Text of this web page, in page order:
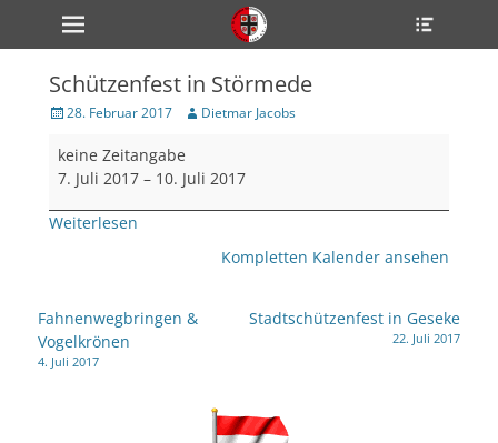
zum
Inhalt
Primärmenü
Schützenfest in Störmede
Veröffentlicht
28. Februar 2017 Author
Dietmar Jacobs
Schützenfest
in
Störmede
keine Zeitangabe
7. Juli 2017 – 10. Juli 2017
Weiterlesen
Kompletten Kalender ansehen
Beitragsnavigation
Fahnenwegbringen &
Vogelkrönen
4. Juli 2017
Stadtschützenfest in Geseke
22. Juli 2017